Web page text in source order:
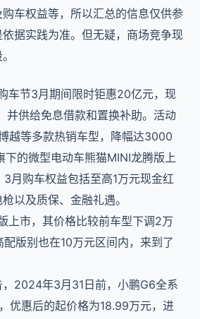
车权益等，所以汇总的信息仅供参
据实践为准。但无疑，商场竞争现
车节3月期间限时钜惠20亿元，现
并供给免息借款和置换补助。活动
越等多款热销车型，降幅达3000
下的微型电动车熊猫MINI龙腾版上
月购车权益包括至高1万元现金红
以及质保、金融礼遇。
上市，其价格比较前车型下调2万
版别也在10万元区间内，来到了
2024年3月31日前，小鹏G6全系
优惠后的起价格为18.99万元，进